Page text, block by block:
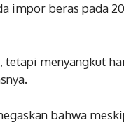
impor beras pada
tetapi menyangkut
bahwa